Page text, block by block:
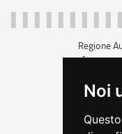
Noi
Regione
c.f.